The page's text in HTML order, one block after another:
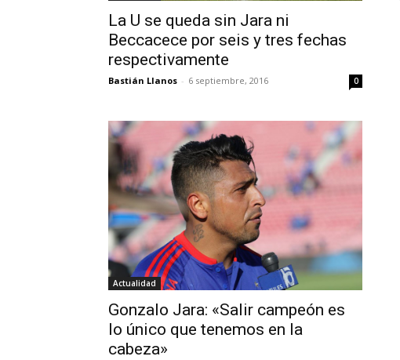
La U se queda sin Jara ni
Beccacece por seis y tres fechas
respectivamente
Bastián Llanos - 6 septiembre, 2016 0
Actualidad
Gonzalo Jara: «Salir campeón es
lo único que tenemos en la
cabeza»